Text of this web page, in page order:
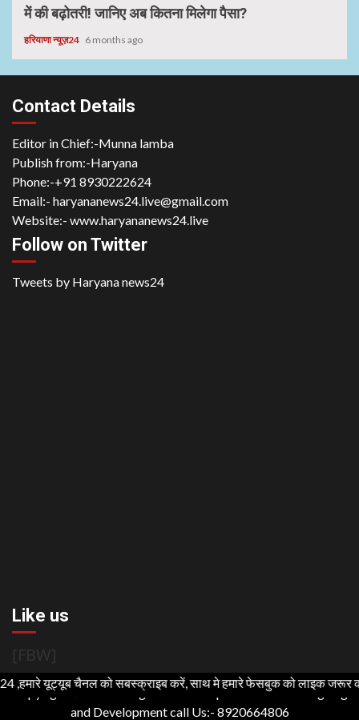
में की बढ़ोतरी! जानिए अब कितना मिलेगा पैसा?
हरियाणा न्यूज़24 6 months ago
Contact Details
Editor in Chief:-Munna lamba
Publish from:-Haryana
Phone:-+91 8930222624
Email:- haryananews24.live@gmail.com
Website:- www.haryananews24.live
Follow on Twitter
Tweets by Haryana news24
Like us
[FBW]
Copyright ©2021 All rights reserved | For Website Designing
and Development call Us:- 8920664806
यूट्यूब चैनल को सबस्क्राइब करें, साथ मे हमारे फेसबुक को लाइक जरूर करें